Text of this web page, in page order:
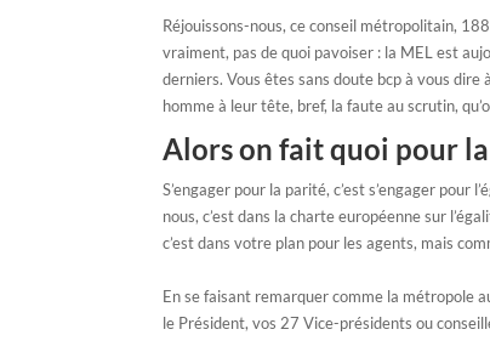
Réjouissons-nous, ce conseil métropolitain,
vraiment, pas de quoi pavoiser : la MEL est
derniers. Vous êtes sans doute bcp à vous
homme à leur tête, bref, la faute au scrutin,
Alors on fait quoi pour
S’engager pour la parité, c’est s’engager pour
nous, c’est dans la charte européenne sur
c’est dans votre plan pour les agents, mais
En se faisant remarquer comme la métropole
le Président, vos 27 Vice-présidents ou